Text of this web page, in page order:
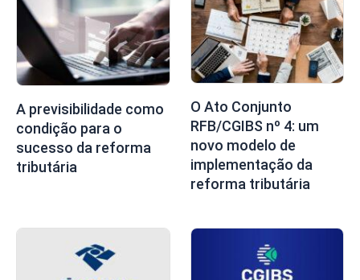
A previsibilidade como
condição para o
sucesso da reforma
tributária
O Ato Conjunto
RFB/CGIBS nº 4: um
novo modelo de
implementação da
reforma tributária